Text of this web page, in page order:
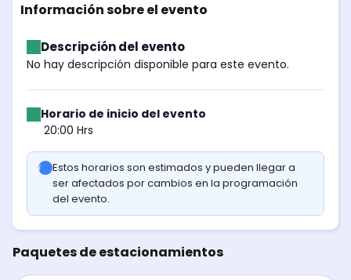
Información sobre el evento
Descripción del evento
No hay descripción disponible para este evento.
Horario de inicio del evento
20:00 Hrs
Estos horarios son estimados y pueden llegar a
ser afectados por cambios en la programación
del evento.
Paquetes de estacionamientos